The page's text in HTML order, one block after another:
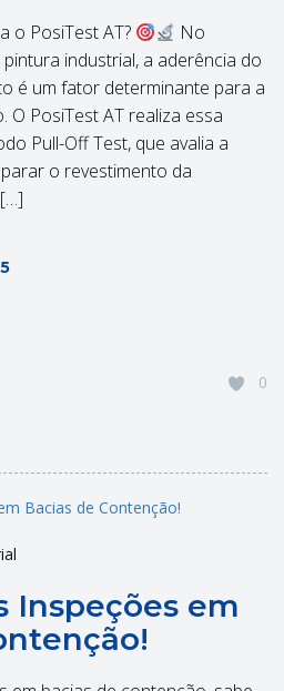
o PosiTest AT?
No
industrial, a aderência do
é um fator determinante para a
O PosiTest AT realiza essa
Pull-Off Test, que avalia a
o revestimento da
0
Inspeções em